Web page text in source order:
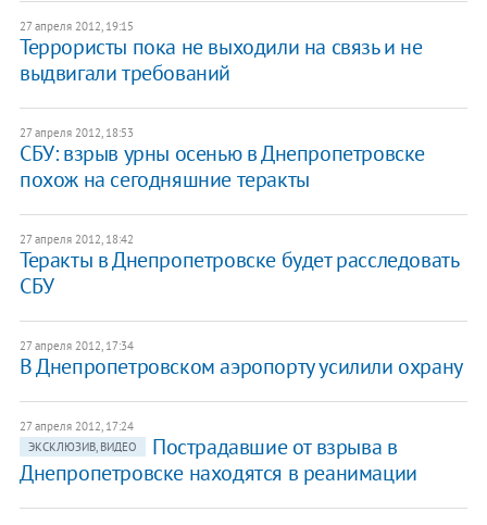
27 апреля 2012, 19:15
Террористы пока не выходили на связь и не
выдвигали требований
27 апреля 2012, 18:53
СБУ: взрыв урны осенью в Днепропетровске
похож на сегодняшние теракты
27 апреля 2012, 18:42
Теракты в Днепропетровске будет расследовать
СБУ
27 апреля 2012, 17:34
В Днепропетровском аэропорту усилили охрану
27 апреля 2012, 17:24
ЭКСКЛЮЗИВ, ВИДЕО
Пострадавшие от взрыва в
Днепропетровске находятся в реанимации